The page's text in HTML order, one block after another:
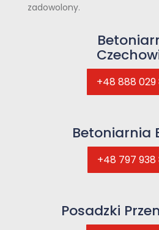
zadowolony.
+48 888 029
Betoniarnia
+48 797 938
Posadzki